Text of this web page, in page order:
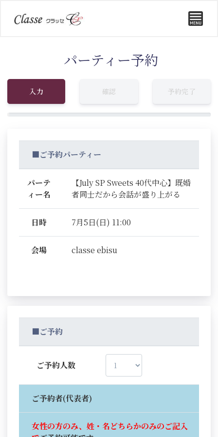
パーティー予約
入力 確認 予約完了
■ご予約パーティー
パーテ
ィー名
【July SP Sweets 40代中心】既婚
者同士だから会話が盛り上がる
日時 7月5日(日) 11:00
会場 classe ebisu
■ご予約
ご予約人数
ご予約者(代表者)
女性の方のみ、姓・名どちらかのみのご記入